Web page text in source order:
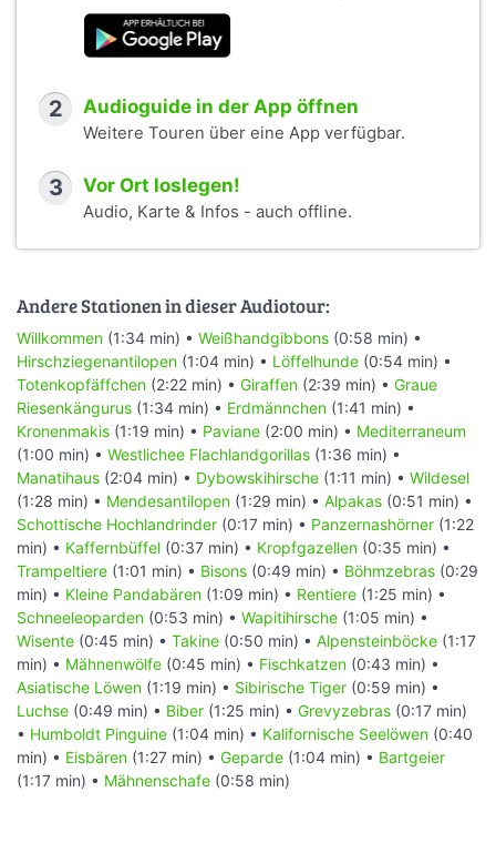
2 Audioguide in der App öffnen
Weitere Touren über eine App verfügbar.
3 Vor Ort loslegen!
Audio, Karte & Infos - auch offline.
Andere Stationen in dieser Audiotour:
Willkommen (1:34 min) • Weißhandgibbons (0:58 min) •
Hirschziegenantilopen (1:04 min) • Löffelhunde (0:54 min) •
Totenkopfäffchen (2:22 min) • Giraffen (2:39 min) • Graue
Riesenkängurus (1:34 min) • Erdmännchen (1:41 min) •
Kronenmakis (1:19 min) • Paviane (2:00 min) • Mediterraneum
(1:00 min) • Westlichee Flachlandgorillas (1:36 min) •
Manatihaus (2:04 min) • Dybowskihirsche (1:11 min) • Wildesel
(1:28 min) • Mendesantilopen (1:29 min) • Alpakas (0:51 min) •
Schottische Hochlandrinder (0:17 min) • Panzernashörner (1:22
min) • Kaffernbüffel (0:37 min) • Kropfgazellen (0:35 min) •
Trampeltiere (1:01 min) • Bisons (0:49 min) • Böhmzebras (0:29
min) • Kleine Pandabären (1:09 min) • Rentiere (1:25 min) •
Schneeleoparden (0:53 min) • Wapitihirsche (1:05 min) •
Wisente (0:45 min) • Takine (0:50 min) • Alpensteinböcke (1:17
min) • Mähnenwölfe (0:45 min) • Fischkatzen (0:43 min) •
Asiatische Löwen (1:19 min) • Sibirische Tiger (0:59 min) •
Luchse (0:49 min) • Biber (1:25 min) • Grevyzebras (0:17 min)
• Humboldt Pinguine (1:04 min) • Kalifornische Seelöwen (0:40
min) • Eisbären (1:27 min) • Geparde (1:04 min) • Bartgeier
(1:17 min) • Mähnenschafe (0:58 min)